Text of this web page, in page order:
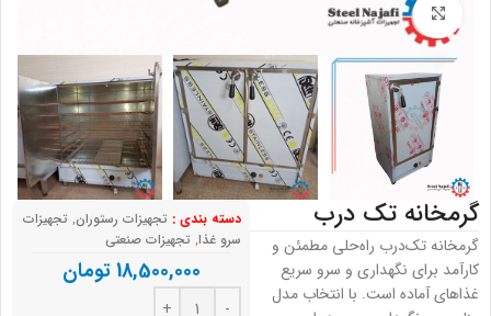
بزرگنمایی تصویر
گرمخانه تک درب
گرمخانه تک‌درب راه‌حلی مطمئن و
کارآمد برای نگهداری و سرو سریع
غذاهای آماده است. با انتخاب مدل
دسته بندی : تجهیزات رستوران, تجهیزات
سرو غذا, تجهیزات صنعتی
18,500,000تومان